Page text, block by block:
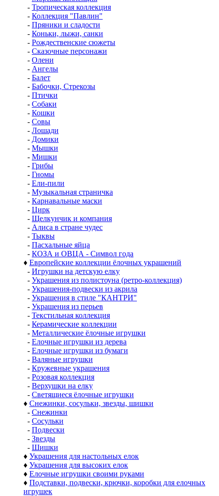
- Тропическая коллекция
- Коллекция "Павлин"
- Пряники и сладости
- Коньки, лыжи, санки
- Рождественские сюжеты
- Сказочные персонажи
- Олени
- Ангелы
- Балет
- Бабочки, Стрекозы
- Птички
- Собаки
- Кошки
- Совы
- Лошади
- Домики
- Мышки
- Мишки
- Грибы
- Гномы
- Ели-пили
- Музыкальная страничка
- Карнавальные маски
- Цирк
- Щелкунчик и компания
- Алиса в стране чудес
- Тыквы
- Пасхальные яйца
- КОЗА и ОВЦА - Символ года
♦ Европейские коллекции ёлочных украшений
- Игрушки на детскую елку
- Украшения из полистоуна (ретро-коллекция)
- Украшения-подвески из акрила
- Украшения в стиле "КАНТРИ"
- Украшения из перьев
- Текстильная коллекция
- Керамические коллекции
- Металлические ёлочные игрушки
- Елочные игрушки из дерева
- Елочные игрушки из бумаги
- Валяные игрушки
- Кружевные украшения
- Розовая коллекция
- Верхушки на елку
- Светящиеся ёлочные игрушки
♦ Снежинки, сосульки, звезды, шишки
- Снежинки
- Сосульки
- Подвески
- Звезды
- Шишки
♦ Украшения для настольных елок
♦ Украшения для высоких елок
♦ Елочные игрушки своими руками
♦ Подставки, подвески, крючки, коробки для елочных
игрушек